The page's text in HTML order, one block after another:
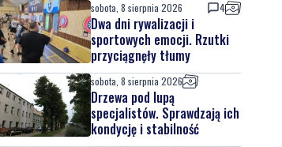
sobota, 8 sierpnia 2026 4
Dwa dni rywalizacji i
sportowych emocji. Rzutki
przyciągnęły tłumy
sobota, 8 sierpnia 2026
Drzewa pod lupą
specjalistów. Sprawdzają ich
kondycję i stabilność